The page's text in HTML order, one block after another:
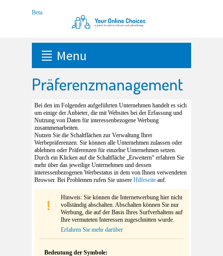
Menu
Präferenzmanagement
Bei den im Folgenden aufgeführten Unternehmen handelt es sich
um einige der Anbieter, die mit Websites bei der Erfassung und
Nutzung von Daten für interessenbezogene Werbung
zusammenarbeiten.
Nutzen Sie die Schaltflächen zur Verwaltung Ihrer
Werbepräferenzen. Sie können alle Unternehmen zulassen oder
ablehnen oder Präferenzen für einzelne Unternehmen setzen.
Durch ein Klicken auf die Schaltfläche „Erweitern“ erfahren Sie
mehr über das jeweilige Unternehmen und dessen
interessenbezogenen Werbestatus in dem von Ihnen verwendeten
Browser. Bei Problemen rufen Sie unsere Hilfeseite auf.
Hinweis: Sie können die Internetwerbung hier nicht
vollständig abschalten. Abschalten können Sie nur
Werbung, die auf der Basis Ihres Surfverhaltens auf
Ihre vermuteten Interessen zugeschnitten wurde.
Erfahren Sie mehr darüber
Bedeutung der Symbole: